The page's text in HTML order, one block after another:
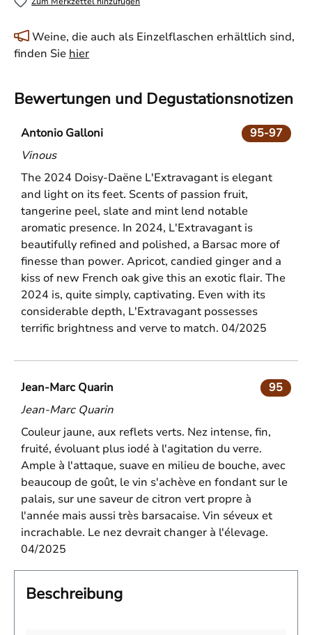
Weine, die auch als Einzelflaschen erhältlich sind,
finden Sie hier
Bewertungen und Degustationsnotizen
95-97
Antonio Galloni
Vinous
The 2024 Doisy-Daëne L'Extravagant is elegant
and light on its feet. Scents of passion fruit,
tangerine peel, slate and mint lend notable
aromatic presence. In 2024, L'Extravagant is
beautifully refined and polished, a Barsac more of
finesse than power. Apricot, candied ginger and a
kiss of new French oak give this an exotic flair. The
2024 is, quite simply, captivating. Even with its
considerable depth, L'Extravagant possesses
terrific brightness and verve to match. 04/2025
95
Jean-Marc Quarin
Jean-Marc Quarin
Couleur jaune, aux reflets verts. Nez intense, fin,
fruité, évoluant plus iodé à l'agitation du verre.
Ample à l'attaque, suave en milieu de bouche, avec
beaucoup de goût, le vin s'achève en fondant sur le
palais, sur une saveur de citron vert propre à
l'année mais aussi très barsacaise. Vin séveux et
incrachable. Le nez devrait changer à l'élevage.
04/2025
Beschreibung